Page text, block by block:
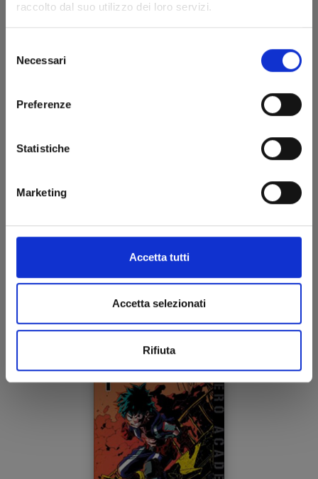
raccolto dal suo utilizzo dei loro servizi.
delNecessari
Preferenze
Statistiche
Marketing
Accetta tutti
Accetta selezionati
Rifiuta
€ 5,20